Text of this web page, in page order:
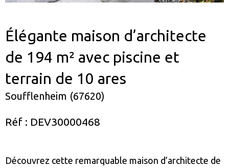
Élégante maison d’architecte
de 194 m² avec piscine et
terrain de 10 ares
Soufflenheim (67620)
Réf : DEV30000468
Découvrez cette remarquable maison d’architecte de